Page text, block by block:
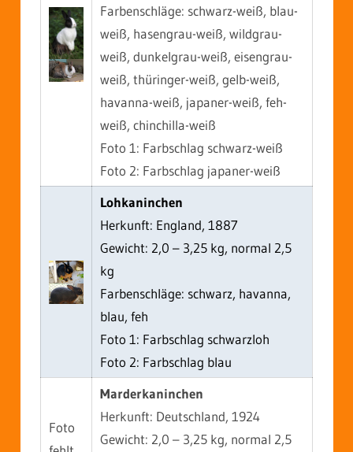
Farbenschläge: schwarz-weiß, blau-
weiß, hasengrau-weiß, wildgrau-
weiß, dunkelgrau-weiß, eisengrau-
weiß, thüringer-weiß, gelb-weiß,
havanna-weiß, japaner-weiß, feh-
weiß, chinchilla-weiß
Foto 1: Farbschlag schwarz-weiß
Foto 2: Farbschlag japaner-weiß
Lohkaninchen
Herkunft: England, 1887
Gewicht: 2,0 – 3,25 kg, normal 2,5
kg
Farbenschläge: schwarz, havanna,
blau, feh
Foto 1: Farbschlag schwarzloh
Foto 2: Farbschlag blau
Foto
Marderkaninchen
Herkunft: Deutschland, 1924
Gewicht: 2,0 – 3,25 kg, normal 2,5